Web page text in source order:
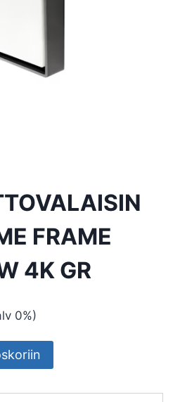
FRAME
4K GR
0%)